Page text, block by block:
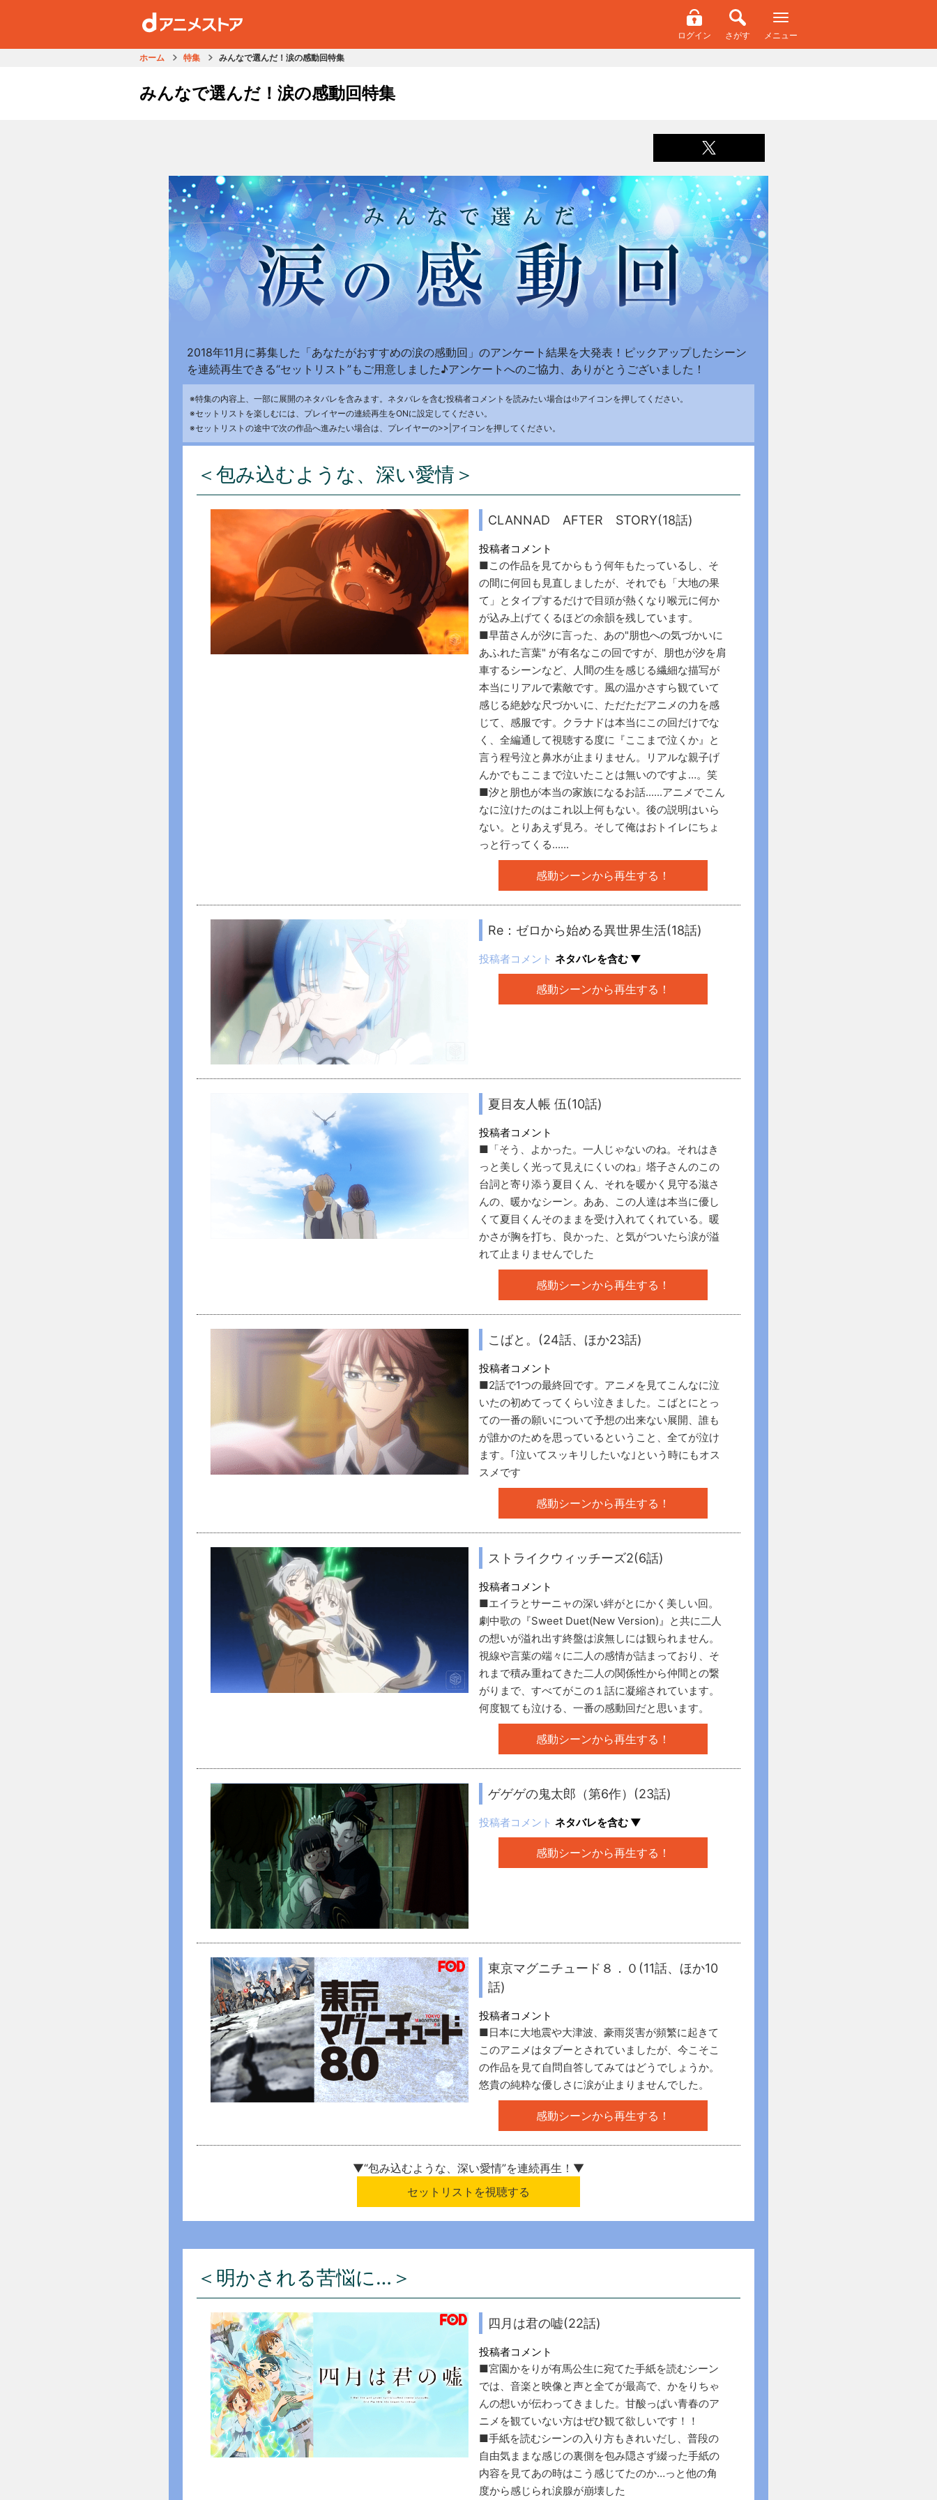
ログイン さがす メニュー
ホーム 特集 みんなで選んだ！涙の感動回特集
みんなで選んだ！涙の感動回特集
2018年11月に募集した「あなたがおすすめの涙の感動回」のアンケート結果を大発表！ピックアップしたシーン
を連続再生できる“セットリスト”もご用意しました♪アンケートへのご協力、ありがとうございました！
※特集の内容上、一部に展開のネタバレを含みます。ネタバレを含む投稿者コメントを読みたい場合は‹!›アイコンを押してください。
※セットリストを楽しむには、 プレイヤーの連続再生をONに設定してください。
※セットリストの途中で次の作品へ進みたい場合は、 プレイヤーの>>|アイコンを押して ください。
＜包み込むような、深い愛情＞
CLANNAD AFTER STORY(18話)
投稿者コメント
■この作品を見てからもう何年もたっているし、そ
の間に何回も見直しましたが、それでも「大地の果
て」とタイプするだけで目頭が熱くなり喉元に何か
が込み上げてくるほどの余韻を残しています。
■早苗さんが汐に言った、あの"朋也への気づかいに
あふれた言葉" が有名なこの回ですが、朋也が汐を肩
車するシーンなど、人間の生を感じる繊細な描写が
本当にリアルで素敵です。風の温かさすら観ていて
感じる絶妙な尺づかいに、ただただアニメの力を感
じて、感服です。クラナドは本当にこの回だけでな
く、全編通して視聴する度に『ここまで泣くか』と
言う程号泣と鼻水が止まりません。リアルな親子げ
んかでもここまで泣いたことは無いのですよ…。笑
■汐と朋也が本当の家族になるお話......アニメでこん
なに泣けたのはこれ以上何もない。後の説明はいら
ない。とりあえず見ろ。そして俺はおトイレにちょ
っと行ってくる......
感動シーンから再生する！
Re：ゼロから始める異世界生活(18話)
投稿者コメント ネタバレを含む ▼
感動シーンから再生する！
夏目友人帳 伍(10話)
投稿者コメント
■「そう、よかった。一人じゃないのね。それはき
っと美しく光って見えにくいのね」塔子さんのこの
台詞と寄り添う夏目くん、それを暖かく見守る滋さ
んの、暖かなシーン。ああ、この人達は本当に優し
くて夏目くんそのままを受け入れてくれている。暖
かさが胸を打ち、良かった、と気がついたら涙が溢
れて止まりませんでした
感動シーンから再生する！
こばと。(24話、ほか23話)
投稿者コメント
■2話で1つの最終回です。アニメを見てこんなに泣
いたの初めてってくらい泣きました。こばとにとっ
ての一番の願いについて予想の出来ない展開、誰も
が誰かのためを思っているということ、全てが泣け
ます。｢泣いてスッキリしたいな｣という時にもオス
スメです
感動シーンから再生する！
ストライクウィッチーズ2(6話)
投稿者コメント
■エイラとサーニャの深い絆がとにかく美しい回。
劇中歌の『Sweet Duet(New Version)』と共に二人
の想いが溢れ出す終盤は涙無しには観られません。
視線や言葉の端々に二人の感情が詰まっており、そ
れまで積み重ねてきた二人の関係性から仲間との繋
がりまで、すべてがこの１話に凝縮されています。
何度観ても泣ける、一番の感動回だと思います。
感動シーンから再生する！
ゲゲゲの鬼太郎（第6作）(23話)
投稿者コメント ネタバレを含む ▼
感動シーンから再生する！
東京マグニチュード８．０(11話、ほか10
話)
投稿者コメント
■日本に大地震や大津波、豪雨災害が頻繁に起きて
このアニメはタブーとされていましたが、今こそこ
の作品を見て自問自答してみてはどうでしょうか。
悠貴の純粋な優しさに涙が止まりませんでした。
感動シーンから再生する！
▼“包み込むような、深い愛情”を連続再生！▼
セットリストを視聴する
＜明かされる苦悩に…＞
四月は君の嘘(22話)
投稿者コメント
■宮園かをりが有馬公生に宛てた手紙を読むシーン
では、音楽と映像と声と全てが最高で、かをりちゃ
んの想いが伝わってきました。甘酸っぱい青春のア
ニメを観ていない方はぜひ観て欲しいです！！
■手紙を読むシーンの入り方もきれいだし、普段の
自由気ままな感じの裏側を包み隠さず綴った手紙の
内容を見てあの時はこう感じてたのか…っと他の角
度から感じられ涙腺が崩壊した